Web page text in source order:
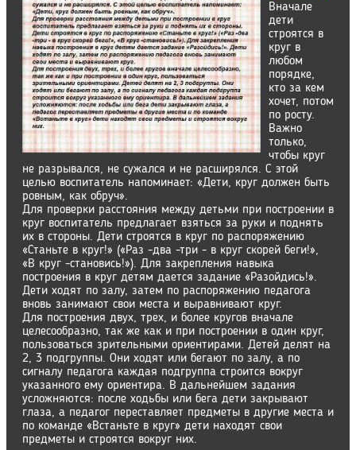
Вначале
дети
строятся в
круг в
любом
порядке,
кто за кем
хочет, потом
по росту.
Важно
только,
чтобы круг
не разрывался, не сужался и не расширялся. С этой
целью воспитатель напоминает: «Дети, круг должен быть
ровным, как обруч».
Для проверки расстояния между детьми при построении в
круг воспитатель предлагает взяться за руки и поднять
их в стороны. Дети строятся в круг по распоряжению
«Станьте в круг!» («Раз -два -три - в круг скорей беги!»,
«В круг -становись!»). Для закрепления навыка
построения в круг детям дается задание «Разойдись!».
Дети ходят по залу, затем по распоряжению педагога
вновь занимают свои места и выравнивают круг.
Для построения двух, трех, и более кругов вначале
целесообразно, так же как и при построении в один круг,
пользоваться зрительными ориентирами. Детей делят на
2, 3 подгруппы. Они ходят или бегают по залу, а по
сигналу педагога каждая подгруппа строится вокруг
указанного ему ориентира. В дальнейшем задания
усложняются: после ходьбы или бега дети закрывают
глаза, а педагог переставляет предметы в другие места и
по команде «Встаньте в круг» дети находят свои
предметы и строятся вокруг них.